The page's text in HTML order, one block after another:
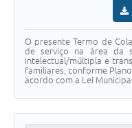
O presente Termo de
de serviço na área da
intelectual/múltipla e
familiares, conforme
acordo com a Lei